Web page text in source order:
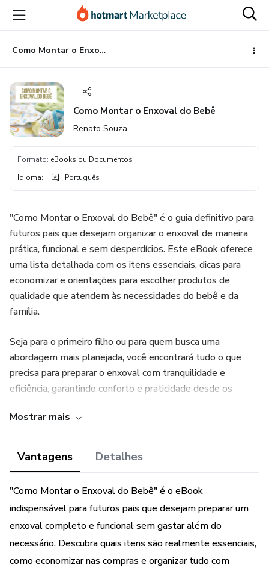
para
conteúdo
principal
para
pagamento
para
rodapé
Como Montar o Enxoval do Bebê
Como Montar o Enxoval do Bebê
Renato Souza
Formato: eBooks ou Documentos
Idioma: Português
"Como Montar o Enxoval do Bebê" é o guia definitivo para
futuros pais que desejam organizar o enxoval de maneira
prática, funcional e sem desperdícios. Este eBook oferece
uma lista detalhada com os itens essenciais, dicas para
economizar e orientações para escolher produtos de
qualidade que atendem às necessidades do bebê e da
família.
Seja para o primeiro filho ou para quem busca uma
abordagem mais planejada, você encontrará tudo o que
precisa para preparar o enxoval com tranquilidade e
eficiência, garantindo conforto e praticidade desde os
Mostrar mais
Vantagens Detalhes
"Como Montar o Enxoval do Bebê" é o eBook
indispensável para futuros pais que desejam preparar um
enxoval completo e funcional sem gastar além do
necessário. Descubra quais itens são realmente essenciais,
como economizar nas compras e organizar tudo com